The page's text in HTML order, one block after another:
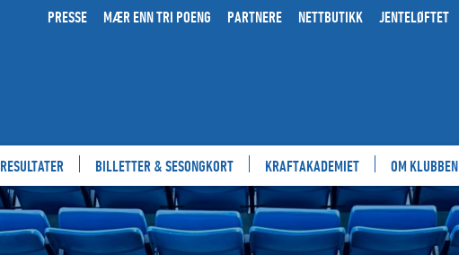
PRESSE MÆR ENN TRI POENG PARTNERE NETTBUTIKK JENTELØFTET
RESULTATER BILLETTER & SESONGKORT KRAFTAKADEMIET OM KLUBBEN